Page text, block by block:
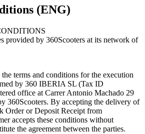
(ENG)
provided by 360Scooters at its network of
terms and conditions for the execution
by 360 IBERIA SL (Tax ID
office at Carrer Antonio Machado 29
360Scooters. By accepting the delivery of
Order or Deposit Receipt from
accepts these conditions without
the agreement between the parties.